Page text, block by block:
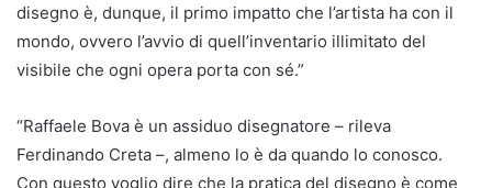
disegno è, dunque, il primo impatto che l’artista ha con il
mondo, ovvero l’avvio di quell’inventario illimitato del
visibile che ogni opera porta con sé.”
“Raffaele Bova è un assiduo disegnatore – rileva
Ferdinando Creta –, almeno lo è da quando lo conosco.
Con questo voglio dire che la pratica del disegno è come